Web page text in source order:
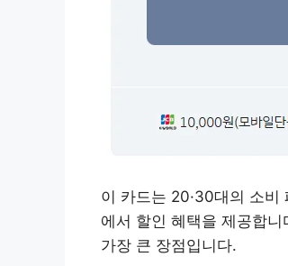
이 카드는 20·30대의 소비
에서 할인 혜택을 제공합니
가장 큰 장점입니다.